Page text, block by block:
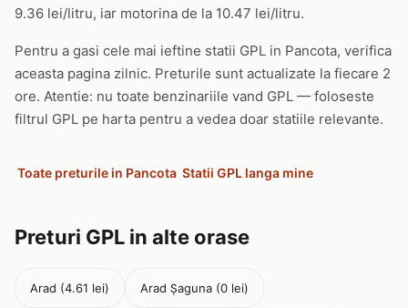
9.36 lei/litru, iar motorina de la 10.47 lei/litru.
Pentru a gasi cele mai ieftine statii GPL in Pancota, verifica
aceasta pagina zilnic. Preturile sunt actualizate la fiecare 2
ore. Atentie: nu toate benzinariile vand GPL — foloseste
filtrul GPL pe harta pentru a vedea doar statiile relevante.
Toate preturile in Pancota Statii GPL langa mine
Preturi GPL in alte orase
Arad (4.61 lei) Arad Șaguna (0 lei)